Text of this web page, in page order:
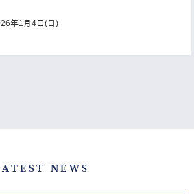
年1月4日(日)
NEWS